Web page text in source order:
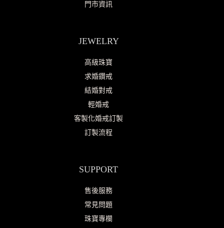
門市資訊
JEWELRY
高級珠寶
求婚鑽戒
結婚對戒
輕婚戒
客製化婚戒訂製
訂製流程
SUPPORT
售後服務
常見問題
珠寶專欄